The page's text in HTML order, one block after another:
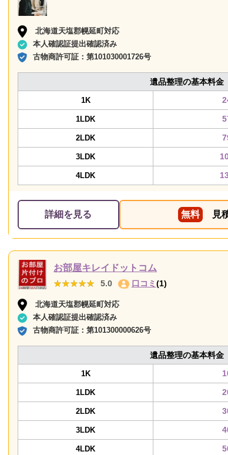
北海道天塩郡幌延町対応
本人確認証提出確認済み
古物商許可証： 第101030001726号
遺品整理の基本料金
1K
1LDK
2LDK
3LDK
4LDK
詳細を見る 無料 見
お部屋キレイドットコム
★★★★★
★★★★★ 5.0 口コミ (1)
北海道天塩郡幌延町対応
本人確認証提出確認済み
古物商許可証： 第101300000626号
遺品整理の基本料金
1K
1LDK
2LDK
3LDK
4LDK